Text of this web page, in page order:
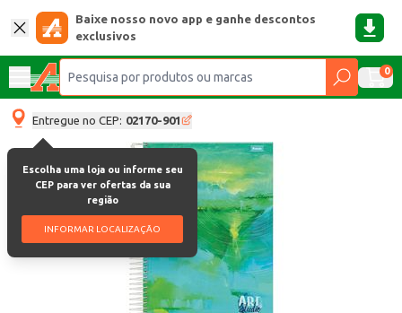
Baixe nosso novo app e ganhe descontos
exclusivos
0
Entregue no CEP: 02170-901
Escolha uma loja ou informe seu
CEP para ver ofertas da sua
região
INFORMAR LOCALIZAÇÃO